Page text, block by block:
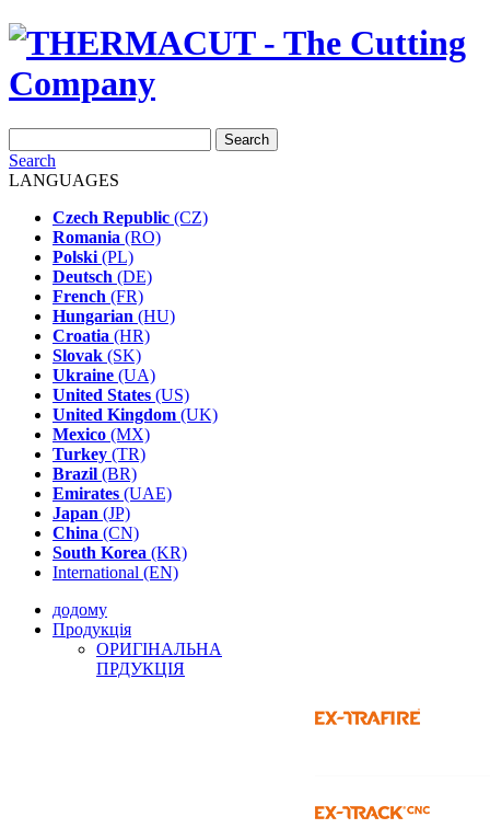
Search
LANGUAGES
Czech Republic (CZ)
Romania (RO)
Polski (PL)
Deutsch (DE)
French (FR)
Hungarian (HU)
Croatia (HR)
Slovak (SK)
Ukraine (UA)
United States (US)
United Kingdom (UK)
Mexico (MX)
Turkey (TR)
Brazil (BR)
Emirates (UAE)
Japan (JP)
China (CN)
South Korea (KR)
International (EN)
додому
Продукція
ОРИГІНАЛЬНА
ПРДУКЦІЯ